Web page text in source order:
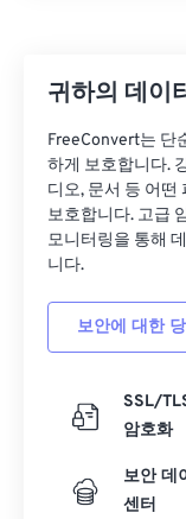
귀하의 데이
FreeConvert는 단
하게 보호합니다.
디오, 문서 등 어떤
보호합니다. 고급
모니터링을 통해
니다.
보안에 대한
SSL/
암호화
보안 데
센터